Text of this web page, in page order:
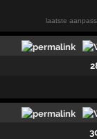
laatste